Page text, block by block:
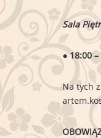
Sala
● 18:00 –
Na tych